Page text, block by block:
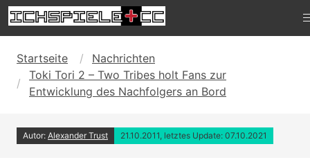
Startseite
Nachrichten
Toki Tori 2 – Two Tribes holt Fans zur
Entwicklung des Nachfolgers an Bord
Autor: Alexander Trust 21.10.2011, letztes Update: 07.10.2021